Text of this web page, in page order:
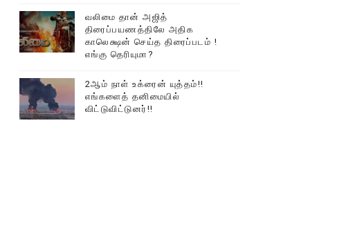
வலிமை தான் அஜித்
திரைப்பயணத்திலே அதிக
காலெக்ஷன் செய்த திரைப்படம் !
எங்கு தெரியுமா?
2ஆம் நாள் உக்ரைன் யுத்தம்!!
எங்களைத் தனிமையில்
விட்டுவிட்டுனர்!!